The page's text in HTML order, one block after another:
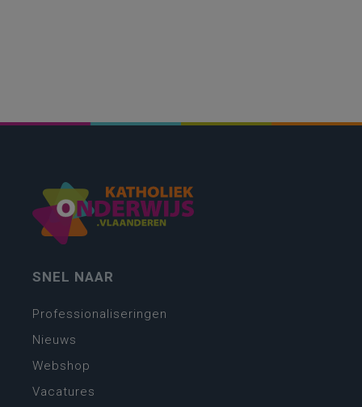
SNEL NAAR
Professionaliseringen
Nieuws
Webshop
Vacatures